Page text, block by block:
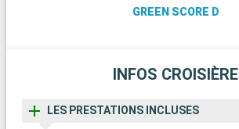
GREEN SCORE D
INFOS CROISIÈRE
LES PRESTATIONS INCLUSES